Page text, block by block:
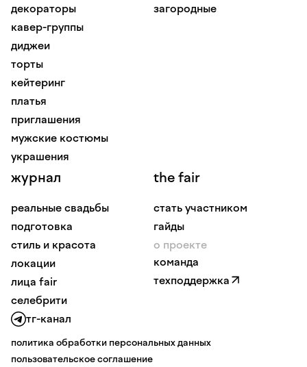
декораторы
кавер-группы
диджеи
торты
кейтеринг
платья
приглашения
мужские костюмы
украшения
загородные
журнал
реальные свадьбы
подготовка
стиль и красота
локации
лица fair
селебрити
the fair
стать участником
гайды
о проекте
команда
техподдержка
тг-канал
политика обработки персональных данных
пользовательское соглашение